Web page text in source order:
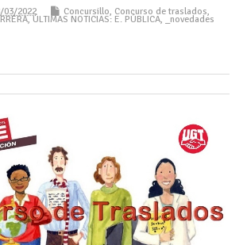
03/2022 Concursillo, Concurso de traslados,
,ÚLTIMAS NOTICIAS: E. PÚBLICA, _novedades